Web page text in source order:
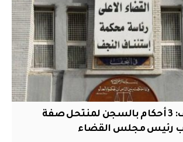
جنايات النجف: 3 أحكام بالسجن لمنتحل صفة
رئيس مجلس القضاء